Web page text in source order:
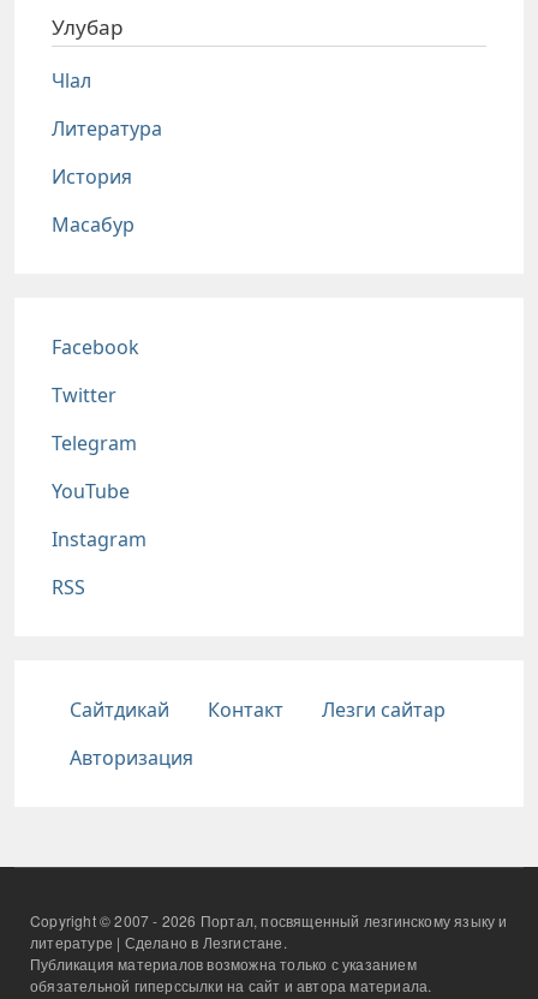
Улубар
Чlал
Литература
История
Масабур
Соц сети
Facebook
Twitter
Telegram
YouTube
Instagram
RSS
Подвал
Сайтдикай Контакт
Лезги сайтар
Авторизация
Copyright © 2007 - 2026 Портал, посвященный лезгинскому языку и
литературе | Сделано в Лезгистане.
Публикация материалов возможна только с указанием
обязательной гиперссылки на сайт и автора материала.